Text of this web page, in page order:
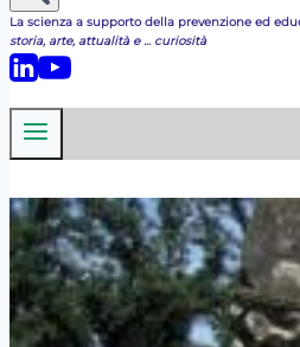
La scienza a supporto della prevenzione ed
storia, arte, attualità e ... curiosità